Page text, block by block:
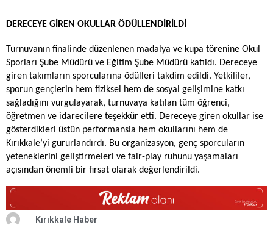
DERECEYE GİREN OKULLAR ÖDÜLLENDİRİLDİ
Turnuvanın finalinde düzenlenen madalya ve kupa törenine Okul
Sporları Şube Müdürü ve Eğitim Şube Müdürü katıldı. Dereceye
giren takımların sporcularına ödülleri takdim edildi. Yetkililer,
sporun gençlerin hem fiziksel hem de sosyal gelişimine katkı
sağladığını vurgulayarak, turnuvaya katılan tüm öğrenci,
öğretmen ve idarecilere teşekkür etti. Dereceye giren okullar ise
gösterdikleri üstün performansla hem okullarını hem de
Kırıkkale’yi gururlandırdı. Bu organizasyon, genç sporcuların
yeteneklerini geliştirmeleri ve fair-play ruhunu yaşamaları
açısından önemli bir fırsat olarak değerlendirildi.
Kırıkkale Haber